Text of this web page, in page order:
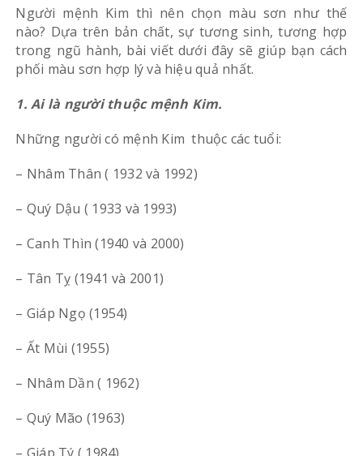
Người mệnh Kim thì nên chọn màu sơn như thế
nào? Dựa trên bản chất, sự tương sinh, tương hợp
trong ngũ hành, bài viết dưới đây sẽ giúp bạn cách
phối màu sơn hợp lý và hiệu quả nhất.
1. Ai là người thuộc mệnh Kim.
Những người có mệnh Kim thuộc các tuổi:
– Nhâm Thân ( 1932 và 1992)
– Quý Dậu ( 1933 và 1993)
– Canh Thìn (1940 và 2000)
– Tân Tỵ (1941 và 2001)
– Giáp Ngọ (1954)
– Ất Mùi (1955)
– Nhâm Dần ( 1962)
– Quý Mão (1963)